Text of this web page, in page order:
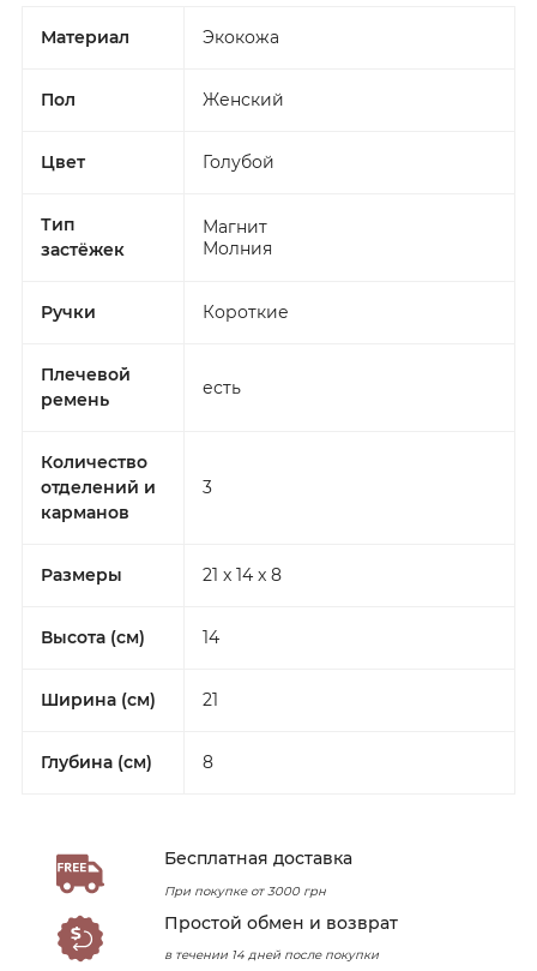
Материал Экокожа
Пол Женский
Цвет Голубой
Тип
застёжек
Магнит
Молния
Ручки Короткие
Плечевой
ремень
есть
Количество
отделений и
карманов
3
Размеры 21 x 14 x 8
Высота (см) 14
Ширина (см) 21
Глубина (см) 8
Бесплатная доставка
При покупке от 3000 грн
Простой обмен и возврат
в течении 14 дней после покупки